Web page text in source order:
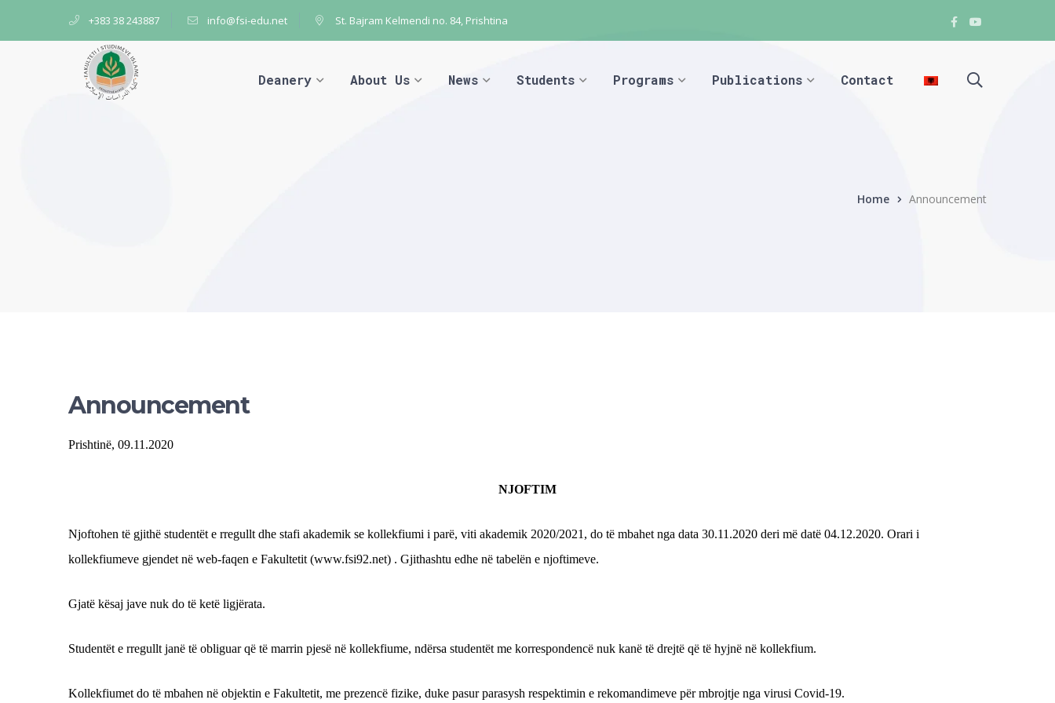
+383 38 243887 info@fsi-edu.net St. Bajram Kelmendi no. 84, Prishtina
Facebook
FacebookFacebook
Deanery About Us News Students Programs Publications Contact
Home Announcement
Announcement
Prishtinë, 09.11.2020
NJOFTIM
Njoftohen të gjithë studentët e rregullt dhe stafi akademik se kollekfiumi i parë, viti akademik 2020/2021, do të mbahet nga data 30.11.2020 deri më datë 04.12.2020. Orari i
kollekfiumeve gjendet në web-faqen e Fakultetit (www.fsi92.net) . Gjithashtu edhe në tabelën e njoftimeve.
Gjatë kësaj jave nuk do të ketë ligjërata.
Studentët e rregullt janë të obliguar që të marrin pjesë në kollekfiume, ndërsa studentët me korrespondencë nuk kanë të drejtë që të hyjnë në kollekfium.
Kollekfiumet do të mbahen në objektin e Fakultetit, me prezencë fizike, duke pasur parasysh respektimin e rekomandimeve për mbrojtje nga virusi Covid-19.